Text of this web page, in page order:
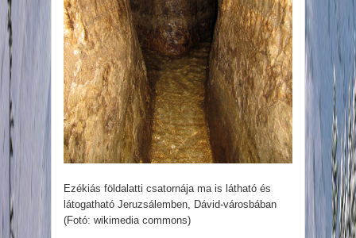
Ezékiás földalatti csatornája ma is látható és
látogatható Jeruzsálemben, Dávid-városbában
(Fotó: wikimedia commons)